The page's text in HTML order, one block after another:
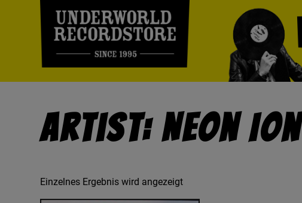
Artist: Neon Ion
Einzelnes Ergebnis wird angezeigt